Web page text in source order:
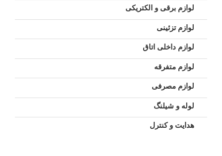
لوازم برقی و الکتریکی
لوازم تزئینی
لوازم داخلی اتاق
لوازم متفرقه
لوازم مصرفی
لوله و شیلنگ
هدایت و کنترل